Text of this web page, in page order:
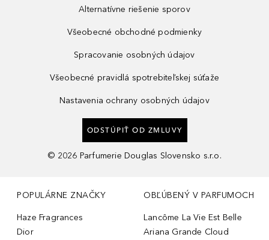
Alternatívne riešenie sporov
Všeobecné obchodné podmienky
Spracovanie osobných údajov
Všeobecné pravidlá spotrebiteľskej súťaže
Nastavenia ochrany osobných údajov
ODSTÚPIŤ OD ZMLUVY
© 2026 Parfumerie Douglas Slovensko s.r.o.
POPULÁRNE ZNAČKY
Haze Fragrances
Dior
OBĽÚBENÝ V PARFUMOCH
Lancôme La Vie Est Belle
Ariana Grande Cloud